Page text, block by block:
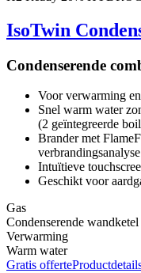
IsoTwin
Condenserende
Voor verwarming
Snel warm water
(2 geïntegreerde
Brander met
Intuïtieve
Geschikt voor
Gas
Condenserende
Verwarming
Warm water
Gratis offerte